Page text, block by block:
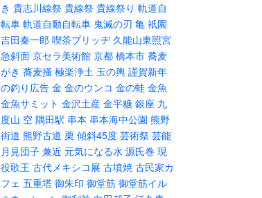
き 貴志川線祭 貴線祭 貴線祭り 軌道自
転車 軌道自動自転車 鬼滅の刃 亀 祇園
吉田秦一郎 喫茶ブリッヂ 久能山東照宮
急斜面 京セラ美術館 京都 橋本市 蕎麦
がき 蕎麦掻 極楽浄土 玉の輿 謹賀新年
の釣り広告 金 金のウンコ 金の蛙 金魚
金魚サミット 金沢土産 金平糖 銀座 九
度山 空 隅田駅 串本 串本海中公園 熊野
街道 熊野古道 栗 傾斜45度 芸術祭 芸能
月見団子 兼近 元気になる水 源氏巻 現
役歌王 古代メキシコ展 古墳焼 古民家カ
フェ 五重塔 御朱印 御堂筋 御堂筋イル